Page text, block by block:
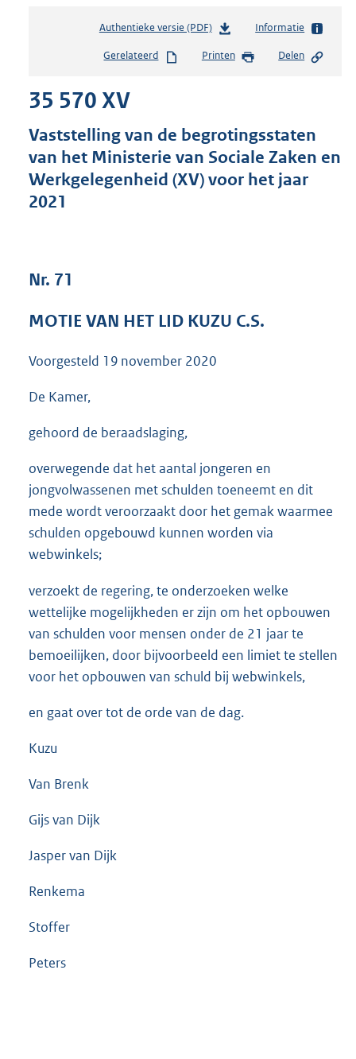
Authentieke versie (PDF)b
s
s
g
r
K
Informatie
Gerelateerd Printen Delen
35 570 XV
Vaststelling van de begrotingsstaten
van het Ministerie van Sociale Zaken en
Werkgelegenheid (XV) voor het jaar
2021
Nr. 71
MOTIE VAN HET LID KUZU C.S.
Voorgesteld 19 november 2020
De Kamer,
gehoord de beraadslaging,
overwegende dat het aantal jongeren en
jongvolwassenen met schulden toeneemt en dit
mede wordt veroorzaakt door het gemak waarmee
schulden opgebouwd kunnen worden via
webwinkels;
verzoekt de regering, te onderzoeken welke
wettelijke mogelijkheden er zijn om het opbouwen
van schulden voor mensen onder de 21 jaar te
bemoeilijken, door bijvoorbeeld een limiet te stellen
voor het opbouwen van schuld bij webwinkels,
en gaat over tot de orde van de dag.
Kuzu
Van Brenk
Gijs van Dijk
Jasper van Dijk
Renkema
Stoffer
Peters